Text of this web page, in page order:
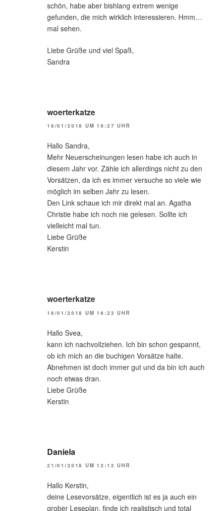
schön, habe aber bishlang extrem wenige
gefunden, die mich wirklich interessieren. Hmm…
mal sehen.
Liebe Grüße und viel Spaß,
Sandra
woerterkatze
16/01/2018 UM 16:27 UHR
Hallo Sandra,
Mehr Neuerscheinungen lesen habe ich auch in
diesem Jahr vor. Zähle ich allerdings nicht zu den
Vorsätzen, da ich es immer versuche so viele wie
möglich im selben Jahr zu lesen.
Den Link schaue ich mir direkt mal an. Agatha
Christie habe ich noch nie gelesen. Sollte ich
vielleicht mal tun.
Liebe Grüße
Kerstin
woerterkatze
16/01/2018 UM 16:23 UHR
Hallo Svea,
kann ich nachvollziehen. Ich bin schon gespannt,
ob ich mich an die buchigen Vorsätze halte.
Abnehmen ist doch immer gut und da bin ich auch
noch etwas dran.
Liebe Grüße
Kerstin
Daniela
21/01/2018 UM 12:12 UHR
Hallo Kerstin,
deine Lesevorsätze, eigentlich ist es ja auch ein
grober Leseplan, finde ich realistisch und total